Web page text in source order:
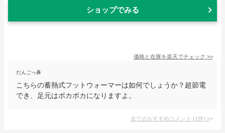
ショップでみる
価格と在庫を楽天でチェック >>
だんごっ鼻
こちらの蓄熱式フットウォーマーは如何でしょうか？超節電
でき、足元はポカポカになりますよ。
全てのおすすめコメント (1件) >